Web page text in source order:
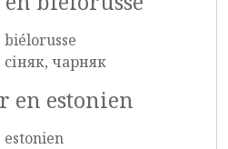
biélorusse
сіняк, чарняк
estonien
estonien